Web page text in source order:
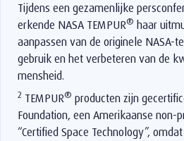
Tijdens een gezamenlijke
erkende NASA TEMPUR® haar
aanpassen van de originele NASA-
gebruik en het verbeteren van de
mensheid.
2 TEMPUR® producten zijn
Foundation, een Amerikaanse non-
“Certified Space Technology”,